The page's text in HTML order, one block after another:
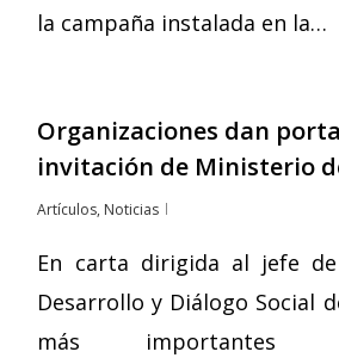
la campaña instalada en la…
Organizaciones dan
invitación de Ministerio
Artículos, Noticias
En carta dirigida al jefe
Desarrollo y Diálogo Social
más importantes